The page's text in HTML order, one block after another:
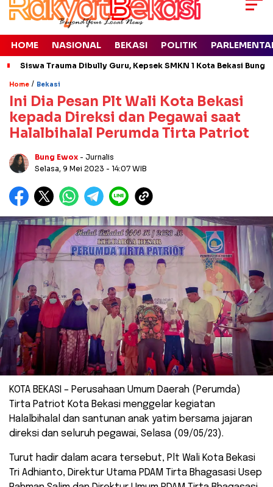
HOME NASIONAL BEKASI POLITIK
Siswa Trauma Dibully Guru, Kepsek SMKN 1 Kota Bekasi
Home / Bekasi
Ini Dia Pesan Plt Wali Kota Bekasi
kepada Direksi dan Pegawai saat
Halalbihalal Perumda Tirta Patriot
Bung Ewox - Jurnalis
Selasa, 9 Mei 2023 - 14:07 WIB
KOTA BEKASI – Perusahaan Umum Daerah (Perumda)
Tirta Patriot Kota Bekasi menggelar kegiatan
Halalbihalal dan santunan anak yatim bersama jajaran
direksi dan seluruh pegawai, Selasa (09/05/23).
Turut hadir dalam acara tersebut, Plt Wali Kota Bekasi
Tri Adhianto, Direktur Utama PDAM Tirta Bhagasasi Usep